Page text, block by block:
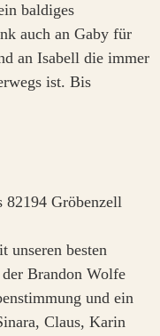
baldiges
auch an Gaby für
an Isabell die immer
ist. Bis
82194 Gröbenzell
besten
Brandon Wolfe
und ein
Claus, Karin